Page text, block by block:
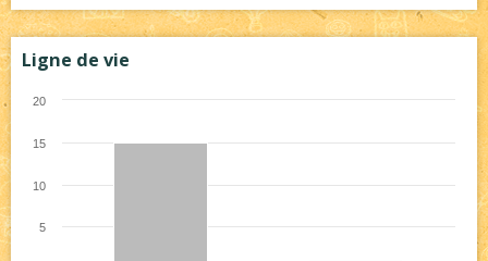
Ligne de vie
5
10
15
20